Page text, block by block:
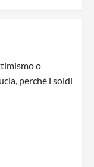
o
perchè i soldi